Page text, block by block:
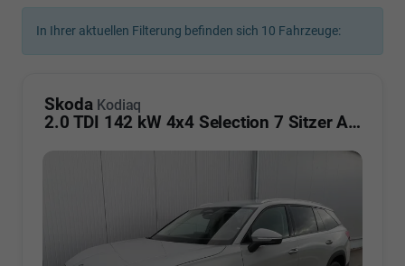
In Ihrer aktuellen Filterung befinden sich 10 Fahrzeuge:
Skoda Kodiaq
2.0 TDI 142 kW 4x4 Selection 7 Sitzer AHK Navi Kamera